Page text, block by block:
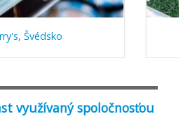
Švédsko
využívaný spoločnosťou